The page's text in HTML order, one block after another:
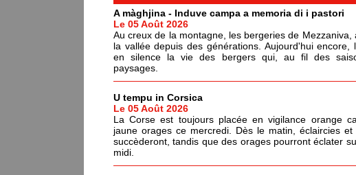
A màghjina - Induve campa a memoria di i pastori
Le 05 Août 2026
Au creux de la montagne, les bergeries de Mezzaniva,
la vallée depuis des générations. Aujourd'hui encore,
en silence la vie des bergers qui, au fil des
paysages.
U tempu in Corsica
Le 05 Août 2026
La Corse est toujours placée en vigilance orange
jaune orages ce mercredi. Dès le matin, éclaircies
succèderont, tandis que des orages pourront éclater
midi.